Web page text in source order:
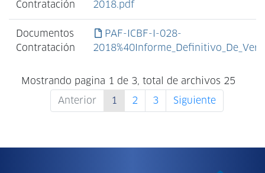
Contratación 2018.pdf
Documentos
Contratación
PAF-ICBF-I-028-
Mostrando pagina 1 de 3, total de archivos 25
Anterior 1 2 3 Siguiente